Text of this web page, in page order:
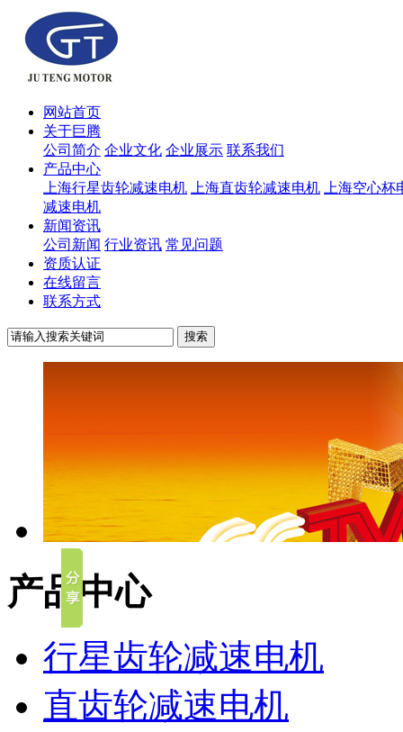
网站首页
关于巨腾
公司简介 企业文化 企业展示 联系我们
产品中心
上海行星齿轮减速电机
上海直齿轮减速电机
上海空心杯
减速电机
新闻资讯
公司新闻 行业资讯 常见问题
资质认证
在线留言
联系方式
产品中心
行星齿轮减速电机
直齿轮减速电机